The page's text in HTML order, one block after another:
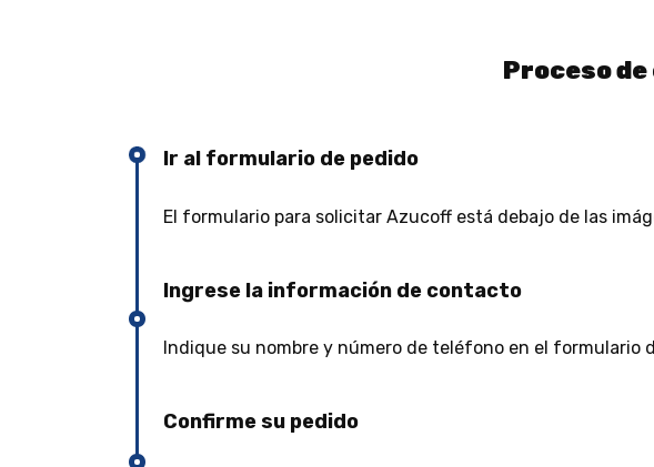
Proceso
Ir al formulario de pedido
El formulario para solicitar Azucoff está debajo de las
Ingrese la información de contacto
Indique su nombre y número de teléfono en el formulario
Confirme su pedido